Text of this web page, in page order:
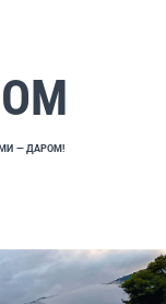
— ДАРОМ!